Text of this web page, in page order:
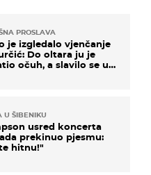
PROSLAVA
je izgledalo vjenčanje
Do oltara ju je
očuh, a slavilo se uz
U ŠIBENIKU
usred koncerta
prekinuo pjesmu:
hitnu!"